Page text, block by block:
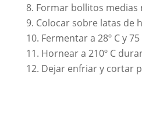
Formar bollitos medias
Colocar sobre latas de
Fermentar a 28º C y
Hornear a 210º C
Dejar enfriar y cortar